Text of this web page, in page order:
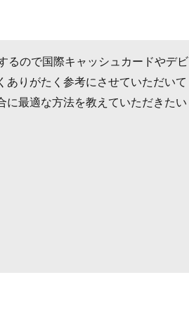
るので国際キャッシュカードやデビ
りがたく参考にさせていただいて
に最適な方法を教えていただきたい